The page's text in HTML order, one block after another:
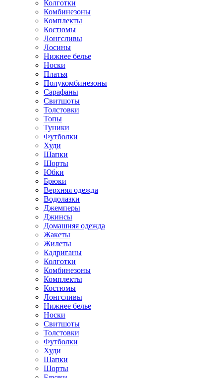
Колготки
Комбинезоны
Комплекты
Костюмы
Лонгсливы
Лосины
Нижнее белье
Носки
Платья
Полукомбинезоны
Сарафаны
Свитшоты
Толстовки
Топы
Туники
Футболки
Худи
Шапки
Шорты
Юбки
Брюки
Верхняя одежда
Водолазки
Джемперы
Джинсы
Домашняя одежда
Жакеты
Жилеты
Кадриганы
Колготки
Комбинезоны
Комплекты
Костюмы
Лонгсливы
Нижнее белье
Носки
Свитшоты
Толстовки
Футболки
Худи
Шапки
Шорты